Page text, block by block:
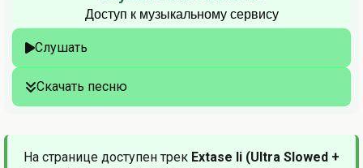
Доступ к музыкальному сервису
Слушать
Скачать песню
На странице доступен трек Extase Ii (Ultra Slowed +